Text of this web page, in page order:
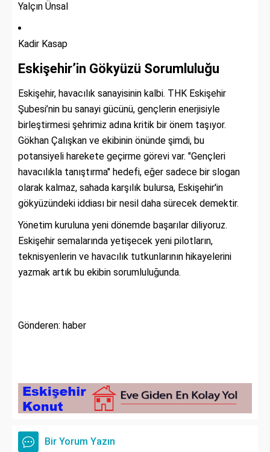
Yalçın Ünsal
Kadir Kasap
Eskişehir’in Gökyüzü Sorumluluğu
Eskişehir, havacılık sanayisinin kalbi. THK Eskişehir
Şubesi’nin bu sanayi gücünü, gençlerin enerjisiyle
birleştirmesi şehrimiz adına kritik bir önem taşıyor.
Gökhan Çalışkan ve ekibinin önünde şimdi, bu
potansiyeli harekete geçirme görevi var. "Gençleri
havacılıkla tanıştırma" hedefi, eğer sadece bir slogan
olarak kalmaz, sahada karşılık bulursa, Eskişehir'in
gökyüzündeki iddiası bir nesil daha sürecek demektir.
Yönetim kuruluna yeni dönemde başarılar diliyoruz.
Eskişehir semalarında yetişecek yeni pilotların,
teknisyenlerin ve havacılık tutkunlarının hikayelerini
yazmak artık bu ekibin sorumluluğunda.
Gönderen: haber
Bir Yorum Yazın